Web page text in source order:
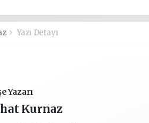
Yazı Detayı
Yazarı
Kurnaz